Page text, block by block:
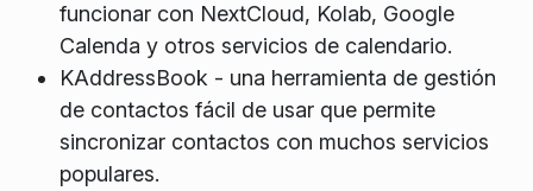
funcionar con NextCloud, Kolab, Google
Calenda y otros servicios de calendario.
KAddressBook - una herramienta de gestión
de contactos fácil de usar que permite
sincronizar contactos con muchos servicios
populares.